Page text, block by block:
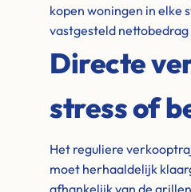
kopen woningen in elke
vastgesteld
Directe
stress of
Het reguliere
moet herhaaldelijk
afhankelijk van de